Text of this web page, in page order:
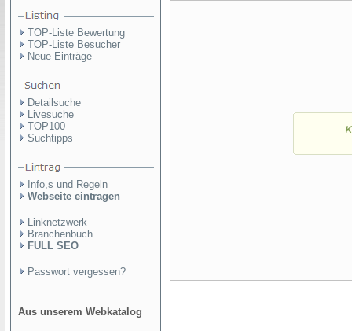
TOP-Liste Bewertung
TOP-Liste Besucher
Neue Einträge
Detailsuche
Livesuche
TOP100
Suchtipps
Info,s und Regeln
Webseite eintragen
Linknetzwerk
Branchenbuch
FULL SEO
Passwort vergessen?
Aus unserem Webkatalog